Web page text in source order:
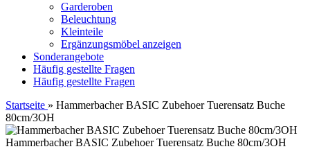
Garderoben
Beleuchtung
Kleinteile
Ergänzungsmöbel anzeigen
Sonderangebote
Häufig gestellte Fragen
Häufig gestellte Fragen
Startseite » Hammerbacher BASIC Zubehoer Tuerensatz Buche
80cm/3OH
Hammerbacher BASIC Zubehoer Tuerensatz Buche 80cm/3OH